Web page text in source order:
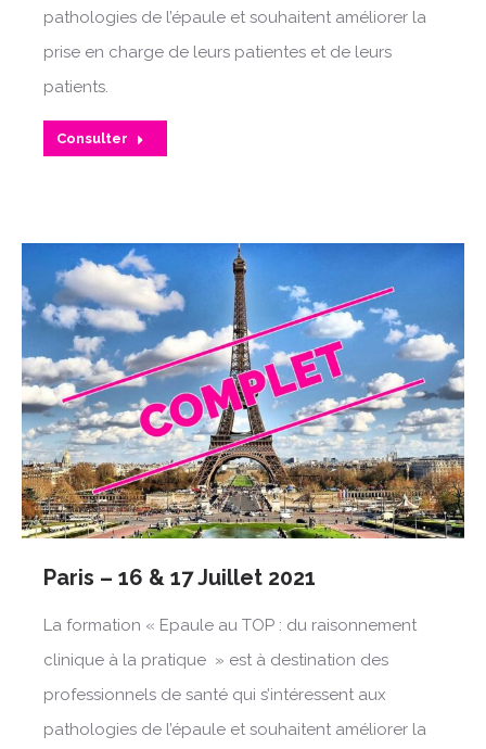
pathologies de l’épaule et souhaitent améliorer la
prise en charge de leurs patientes et de leurs
patients.
Consulter
Paris – 16 & 17 Juillet 2021
La formation « Epaule au TOP : du raisonnement
clinique à la pratique » est à destination des
professionnels de santé qui s’intéressent aux
pathologies de l’épaule et souhaitent améliorer la